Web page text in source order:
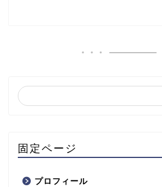
固定ページ
プロフィール